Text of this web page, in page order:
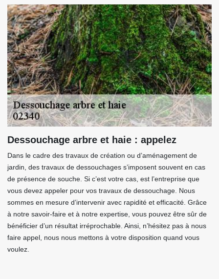
Dessouchage arbre et haie : appelez
Dans le cadre des travaux de création ou d’aménagement de
jardin, des travaux de dessouchages s’imposent souvent en cas
de présence de souche. Si c’est votre cas, est l’entreprise que
vous devez appeler pour vos travaux de dessouchage. Nous
sommes en mesure d’intervenir avec rapidité et efficacité. Grâce
à notre savoir-faire et à notre expertise, vous pouvez être sûr de
bénéficier d’un résultat irréprochable. Ainsi, n’hésitez pas à nous
faire appel, nous nous mettons à votre disposition quand vous
voulez.